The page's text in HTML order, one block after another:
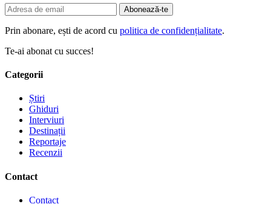
Abonează-te
Prin abonare, ești de acord cu politica de confidențialitate.
Te-ai abonat cu succes!
Categorii
Știri
Ghiduri
Interviuri
Destinații
Reportaje
Recenzii
Contact
Contact